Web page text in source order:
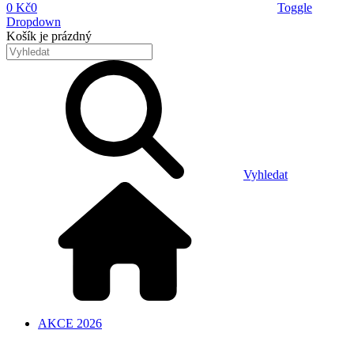
0 Kč0
Toggle
Dropdown
Košík je prázdný
Vyhledat
AKCE 2026